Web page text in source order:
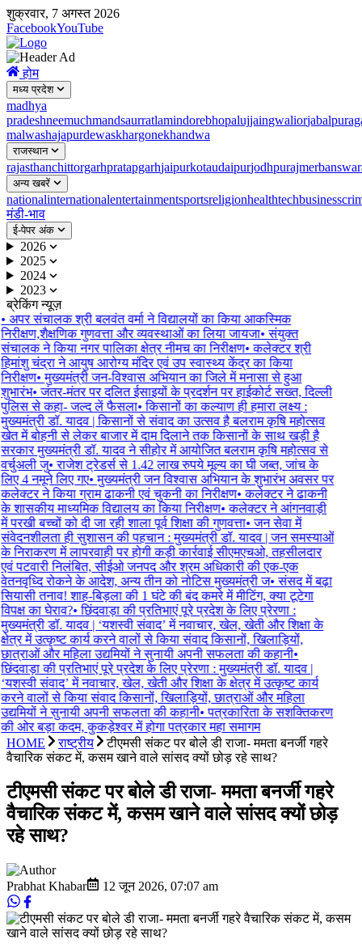
शुक्रवार, 7 अगस्त 2026
FacebookYouTube
होम
मध्य प्रदेश
madhya
pradeshneemuchmandsaurratlamindorebhopalujjaingwaliorjabalpur
malwashajapurdewaskhargonekhandwa
राजस्थान
rajasthanchittorgarhpratapgarhjaipurkotaudaipurjodhpurajmer
अन्य खबरें
nationalinternationalentertainmentsportsreligionhealthtechbusiness
मंडी-भाव
ई-पेपर अंक
2026
2025
2024
2023
ब्रेकिंग न्यूज़
• अपर संचालक श्री बलवंत वर्मा ने विद्यालयों का किया आकस्मिक
निरीक्षण,शैक्षणिक गुणवत्ता और व्यवस्थाओं का लिया जायजा• संयुक्त
संचालक ने किया नगर पालिका क्षेत्र नीमच का निरीक्षण• कलेक्टर श्री
हिमांशु चंद्रा ने आयुष आरोग्य मंदिर एवं उप स्वास्थ्य केंद्र का किया
निरीक्षण• मुख्यमंत्री जन-विश्वास अभियान का जिले में मनासा से हुआ
शुभारंभ• जंतर-मंतर पर दलित ईसाइयों के प्रदर्शन पर हाईकोर्ट सख्त, दिल्ली
पुलिस से कहा- जल्द लें फैसला• किसानों का कल्याण ही हमारा लक्ष्य :
मुख्यमंत्री डॉ. यादव | किसानों से संवाद का उत्सव है बलराम कृषि महोत्सव
खेत में बोहनी से लेकर बाजार में दाम दिलाने तक किसानों के साथ खड़ी है
सरकार मुख्यमंत्री डॉ. यादव ने सीहोर में आयोजित बलराम कृषि महोत्सव से
वर्चुअली जु• राजेश ट्रेडर्स से 1.42 लाख रुपये मूल्य का घी जब्त, जांच के
लिए 4 नमूने लिए गए• मुख्यमंत्री जन विश्वास अभियान के शुभारंभ अवसर पर
कलेक्टर ने किया ग्राम ढाकनी एवं चुकनी का निरीक्षण• कलेक्टर ने ढाकनी
के शासकीय माध्यमिक विद्यालय का किया निरीक्षण• कलेक्टर ने आंगनवाड़ी
में परखी बच्चों को दी जा रही शाला पूर्व शिक्षा की गुणवत्ता• जन सेवा में
संवेदनशीलता ही सुशासन की पहचान : मुख्यमंत्री डॉ. यादव | जन समस्याओं
के निराकरण में लापरवाही पर होगी कड़ी कार्रवाई सीएमएचओ, तहसीलदार
एवं पटवारी निलंबित, सीईओ जनपद और श्रम अधिकारी की एक-एक
वेतनवृध्दि रोकने के आदेश, अन्य तीन को नोटिस मुख्यमंत्री ज• संसद में बढ़ा
सियासी तनाव! शाह-बिड़ला की 1 घंटे की बंद कमरे में मीटिंग, क्या टूटेगा
विपक्ष का घेराव?• छिंदवाड़ा की प्रतिभाएं पूरे प्रदेश के लिए प्रेरणा :
मुख्यमंत्री डॉ. यादव | ‘यशस्वी संवाद’ में नवाचार, खेल, खेती और शिक्षा के
क्षेत्र में उत्कृष्ट कार्य करने वालों से किया संवाद किसानों, खिलाड़ियों,
छात्राओं और महिला उद्यमियों ने सुनायी अपनी सफलता की कहानी•
छिंदवाड़ा की प्रतिभाएं पूरे प्रदेश के लिए प्रेरणा : मुख्यमंत्री डॉ. यादव |
‘यशस्वी संवाद’ में नवाचार, खेल, खेती और शिक्षा के क्षेत्र में उत्कृष्ट कार्य
करने वालों से किया संवाद किसानों, खिलाड़ियों, छात्राओं और महिला
उद्यमियों ने सुनायी अपनी सफलता की कहानी• पत्रकारिता के सशक्तिकरण
की ओर बड़ा कदम, कुकड़ेश्वर में होगा पत्रकार महा समागम
HOME
राष्ट्रीय
टीएमसी संकट पर बोले डी राजा- ममता बनर्जी गहरे
वैचारिक संकट में, कसम खाने वाले सांसद क्यों छोड़ रहे साथ?
टीएमसी संकट पर बोले डी राजा- ममता बनर्जी गहरे
वैचारिक संकट में, कसम खाने वाले सांसद क्यों छोड़
रहे साथ?
Prabhat Khabar 12 जून 2026, 07:07 am